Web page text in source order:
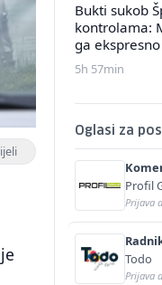
Bukti sukob
kontrolama:
ga
5h 57min
Oglasi za
Profil
Prijava
(m/ž)
Todo
Prijava